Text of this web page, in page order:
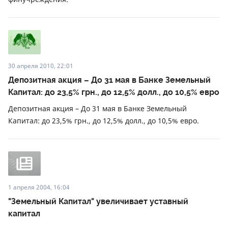
30 апреля 2010, 22:01
Депозитная акция – До 31 мая в Банке Земельный
Капитал: до 23,5% грн., до 12,5% долл., до 10,5% евро
Депозитная акция – До 31 мая в Банке Земельный
Капитал: до 23,5% грн., до 12,5% долл., до 10,5% евро.
1 апреля 2004, 16:04
"Земельный Капитал" увеличивает уставный
капитал